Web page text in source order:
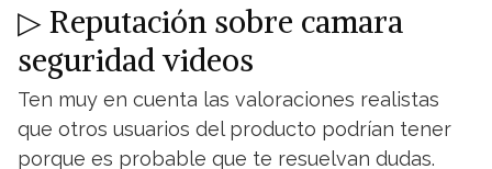
▷ Reputación sobre camara
seguridad videos
Ten muy en cuenta las valoraciones realistas
que otros usuarios del producto podrían tener
porque es probable que te resuelvan dudas.